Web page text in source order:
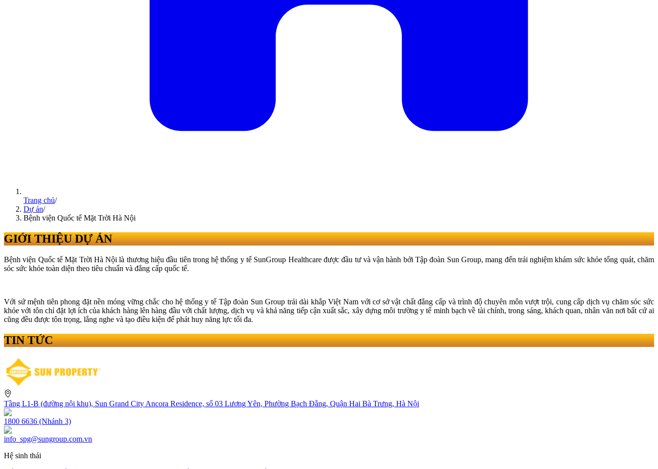
Trang chủ/
Dự án/
Bệnh viện Quốc tế Mặt Trời Hà Nội
GIỚI THIỆU DỰ ÁN
Bệnh viện Quốc tế Mặt Trời Hà Nội là thương hiệu đầu tiên trong hệ thống y tế SunGroup Healthcare được đầu tư và vận hành bởi Tập đoàn Sun Group, mang đến trải nghiệm khám sức khỏe tổng quát, chăm
sóc sức khỏe toàn diện theo tiêu chuẩn và đẳng cấp quốc tế.
Với sứ mệnh tiên phong đặt nền móng vững chắc cho hệ thống y tế Tập đoàn Sun Group trải dài khắp Việt Nam với cơ sở vật chất đẳng cấp và trình độ chuyên môn vượt trội, cung cấp dịch vụ chăm sóc sức
khỏe với tôn chỉ đặt lợi ích của khách hàng lên hàng đầu với chất lượng, dịch vụ và khả năng tiếp cận xuất sắc, xây dựng môi trường y tế minh bạch về tài chính, trong sáng, khách quan, nhân văn nơi bất cứ ai
cũng đều được tôn trọng, lắng nghe và tạo điều kiện để phát huy năng lực tối đa.
TIN TỨC
Tầng L1-B (đường nội khu), Sun Grand City Ancora Residence, số 03 Lương Yên, Phường Bạch Đằng, Quận Hai Bà Trưng, Hà Nội
1800 6636 (Nhánh 3)
info_spg@sungroup.com.vn
Hệ sinh thái